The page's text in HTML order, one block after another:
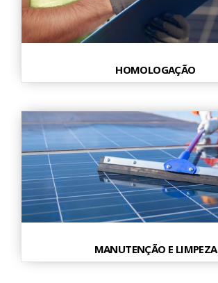
HOMOLOGAÇÃO
MANUTENÇÃO E LIMPEZA